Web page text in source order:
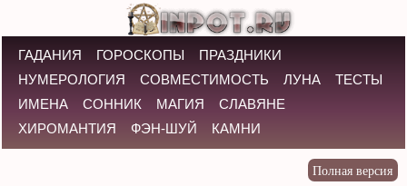
ГАДАНИЯ ГОРОСКОПЫ
ПРАЗДНИКИ
НУМЕРОЛОГИЯ
СОВМЕСТИМОСТЬ ЛУНА
ТЕСТЫ
ИМЕНА
СОННИК МАГИЯ
СЛАВЯНЕ
ХИРОМАНТИЯ
ФЭН-ШУЙ КАМНИ